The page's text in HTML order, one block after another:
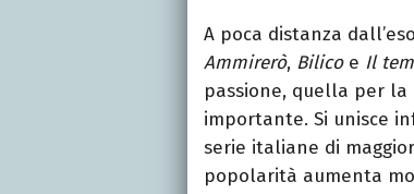
A poca distanza
Ammirerò, Bilico e Il
passione, quella per la
importante. Si unisce
serie italiane di
popolarità aumenta